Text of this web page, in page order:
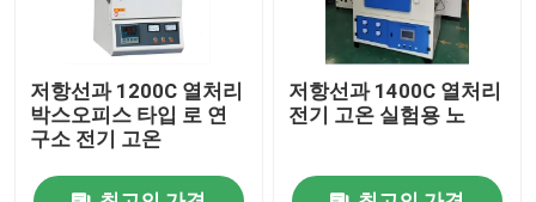
저항선과 1200C 열처리
박스오피스 타입 로 연
구소 전기 고온
저항선과 1400C 열처리
전기 고온 실험용 노